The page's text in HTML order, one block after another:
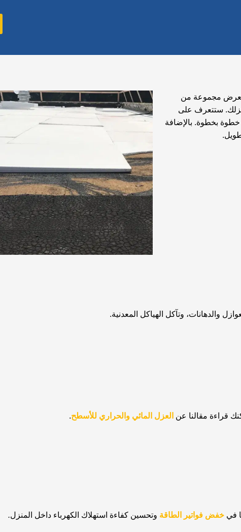
مجموعة من
ستتعرف على
خطوة بخطوة. بالإضافة
والدهانات، وتآكل الهياكل المعدنية.
قراءة مقالنا عن العزل المائي والحراري للأسطح.
في خفض فواتير الطاقة وتحسين كفاءة استهلاك الكهرباء داخل المنزل.